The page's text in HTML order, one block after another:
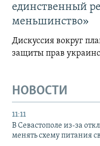
единственный
меньшинство»
Дискуссия вокруг
защиты прав
НОВОСТИ
11:11
В Севастополе из-за
менять схему питания